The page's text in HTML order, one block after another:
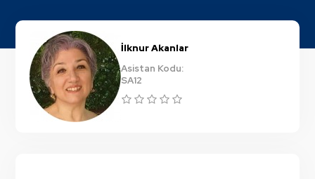
İlknur Akanlar
Asistan Kodu:
SA12